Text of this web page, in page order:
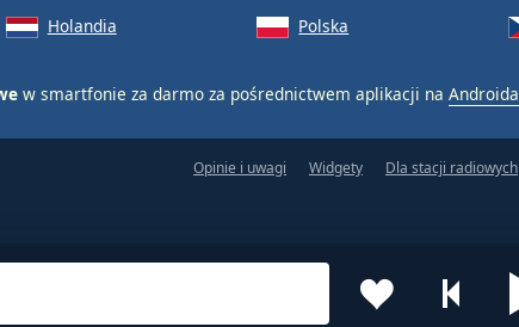
Holandia Polska
w smartfonie za darmo za pośrednictwem aplikacji na Androida
Opinie i uwagi Widgety Dla stacji radiowych